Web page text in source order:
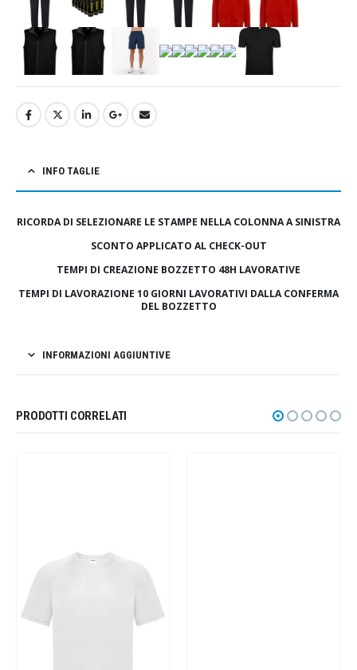
INFO TAGLIE
RICORDA DI SELEZIONARE LE STAMPE NELLA COLONNA A SINISTRA
SCONTO APPLICATO AL CHECK-OUT
TEMPI DI CREAZIONE BOZZETTO 48H LAVORATIVE
TEMPI DI LAVORAZIONE 10 GIORNI LAVORATIVI DALLA CONFERMA
DEL BOZZETTO
INFORMAZIONI AGGIUNTIVE
PRODOTTI CORRELATI